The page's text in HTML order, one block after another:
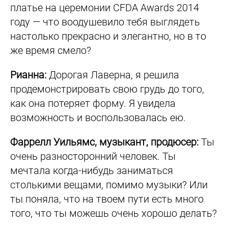
платье на церемонии CFDA Awards 2014
году — что воодушевило тебя выглядеть
настолько прекрасно и элегантно, но в то
же время смело?
Рианна: Дорогая Лаверна, я решила
продемонстрировать свою грудь до того,
как она потеряет форму. Я увидела
возможность и воспользовалась ею.
Фаррелл Уильямс, музыкант, продюсер: Ты
очень разносторонний человек. Ты
мечтала когда-нибудь заниматься
столькими вещами, помимо музыки? Или
ты поняла, что на твоем пути есть много
того, что ты можешь очень хорошо делать?